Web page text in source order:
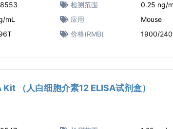
检测范围
0.25 ng/
mL 应用
Mouse
价格(RMB) 1900/
（人白细胞介素12 ELISA试剂盒）